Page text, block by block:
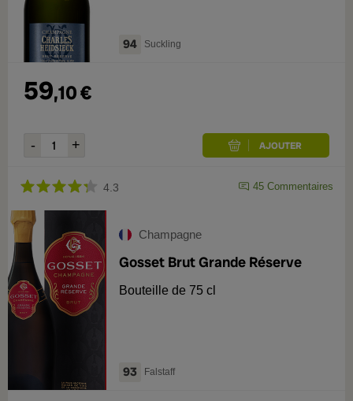
94 Suckling
59,10€
4.3 45 Commentaires
Champagne
Gosset Brut Grande Réserve
Bouteille de 75 cl
93 Falstaff